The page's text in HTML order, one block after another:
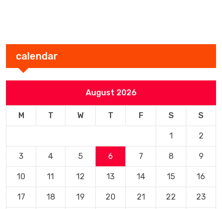
calendar
August 2026
M T W T F S S
1 2
3 4 5 6 7 8 9
10 11 12 13 14 15 16
17 18 19 20 21 22 23